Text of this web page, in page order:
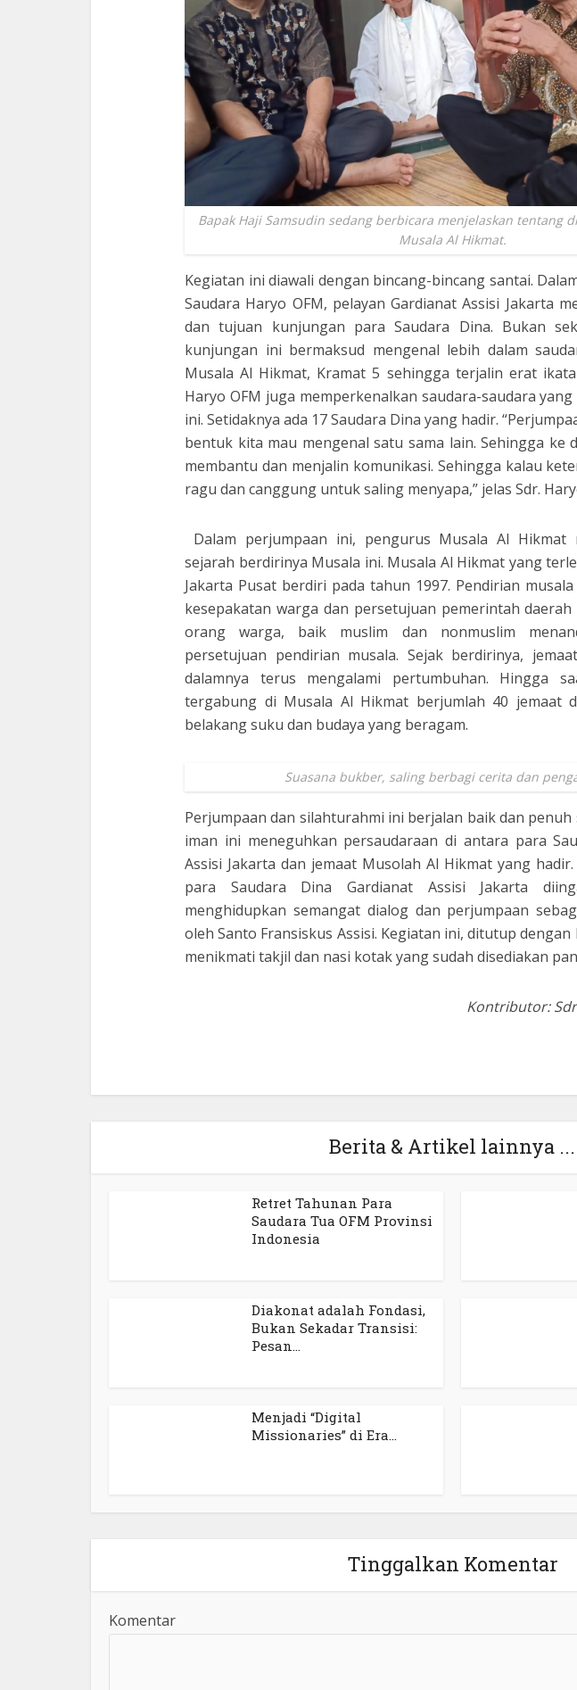
Bapak Haji Samsudin sedang berbicara menjelaskan tentang
Musala Al Hikmat.
Kegiatan ini diawali dengan bincang-bincang santai.
Saudara Haryo OFM, pelayan Gardianat Assisi Jakarta
dan tujuan kunjungan para Saudara Dina. Bukan
kunjungan ini bermaksud mengenal lebih dalam
Musala Al Hikmat, Kramat 5 sehingga terjalin erat
Haryo OFM juga memperkenalkan saudara-saudara
ini. Setidaknya ada 17 Saudara Dina yang hadir.
bentuk kita mau mengenal satu sama lain. Sehingga ke
membantu dan menjalin komunikasi. Sehingga kalau
ragu dan canggung untuk saling menyapa,” jelas Sdr.
Dalam perjumpaan ini, pengurus Musala Al Hikmat
sejarah berdirinya Musala ini. Musala Al Hikmat yang
Jakarta Pusat berdiri pada tahun 1997. Pendirian
kesepakatan warga dan persetujuan pemerintah
orang warga, baik muslim dan nonmuslim
persetujuan pendirian musala. Sejak berdirinya,
dalamnya terus mengalami pertumbuhan. Hingga
tergabung di Musala Al Hikmat berjumlah 40 jemaat
belakang suku dan budaya yang beragam.
Suasana bukber, saling berbagi cerita dan
Perjumpaan dan silahturahmi ini berjalan baik dan penuh
iman ini meneguhkan persaudaraan di antara para
Assisi Jakarta dan jemaat Musolah Al Hikmat yang
para Saudara Dina Gardianat Assisi Jakarta
menghidupkan semangat dialog dan perjumpaan
oleh Santo Fransiskus Assisi. Kegiatan ini, ditutup
menikmati takjil dan nasi kotak yang sudah disediakan
Kontributor:
Berita & Artikel lainnya ...
Retret Tahunan Para
Saudara Tua OFM Provinsi
Indonesia
Diakonat adalah Fondasi,
Bukan Sekadar Transisi:
Pesan...
Menjadi “Digital
Missionaries” di Era...
Tinggalkan Komentar
Komentar